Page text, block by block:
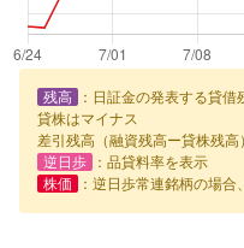
残高
：日証金の発表する貸借
貸株はマイナス
差引残高（融資残高ー貸株残高
逆日歩
：品貸料率を表示
株価
：逆日歩常連銘柄の場